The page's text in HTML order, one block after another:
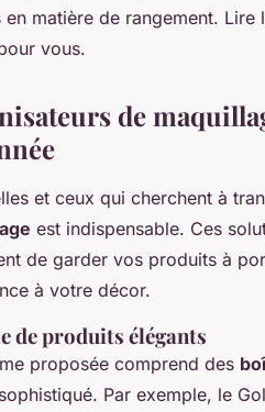
en matière de rangement.
vous.
de
et ceux qui cherchent à
est indispensable. Ces
de garder vos produits à
à votre décor.
de produits élégants
proposée comprend des
Par exemple, le